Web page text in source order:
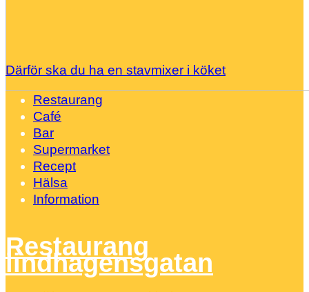
Därför ska du ha en stavmixer i köket
Restaurang
Café
Bar
Supermarket
Recept
Hälsa
Information
Restaurang
lindhagensgatan